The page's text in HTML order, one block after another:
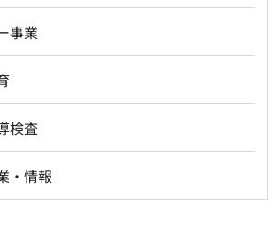
事業
検査
・情報